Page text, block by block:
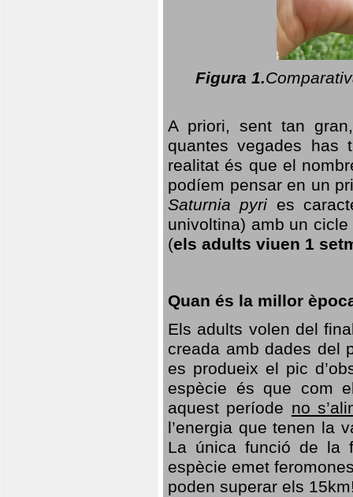
Figura 1.
A priori, sent tan
quantes vegades has
realitat és que el
podíem pensar en un
Saturnia pyri es
univoltina) amb un
(els adults viuen 1
Quan és la millor
Els adults volen del
creada amb dades del
es produeix el pic
espècie és que com
aquest període no
l’energia que tenen la
La única funció de la
espècie emet
poden superar els